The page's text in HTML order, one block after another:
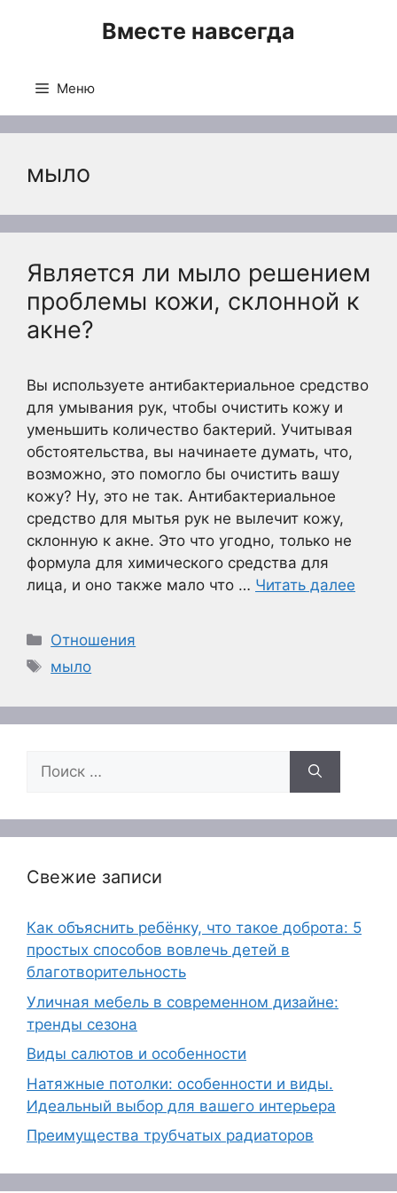
Вместе навсегда
Меню
мыло
Является ли мыло решением
проблемы кожи, склонной к
акне?
Вы используете антибактериальное средство
для умывания рук, чтобы очистить кожу и
уменьшить количество бактерий. Учитывая
обстоятельства, вы начинаете думать, что,
возможно, это помогло бы очистить вашу
кожу? Ну, это не так. Антибактериальное
средство для мытья рук не вылечит кожу,
склонную к акне. Это что угодно, только не
формула для химического средства для
лица, и оно также мало что … Читать далее
Рубрики
Отношения
Метки
мыло
Поиск:
Свежие записи
Как объяснить ребёнку, что такое доброта: 5
простых способов вовлечь детей в
благотворительность
Уличная мебель в современном дизайне:
тренды сезона
Виды салютов и особенности
Натяжные потолки: особенности и виды.
Идеальный выбор для вашего интерьера
Преимущества трубчатых радиаторов